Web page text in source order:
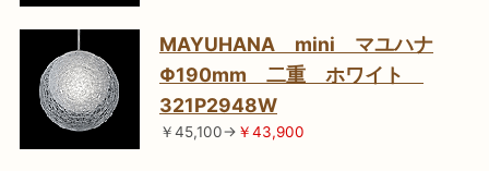
MAYUHANA mini マユハナ
Φ190mm 二重 ホワイト
321P2948W
￥45,100→ ￥43,900